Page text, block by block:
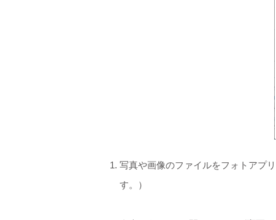
写真や画像のファイルをフォトアプ
す。）